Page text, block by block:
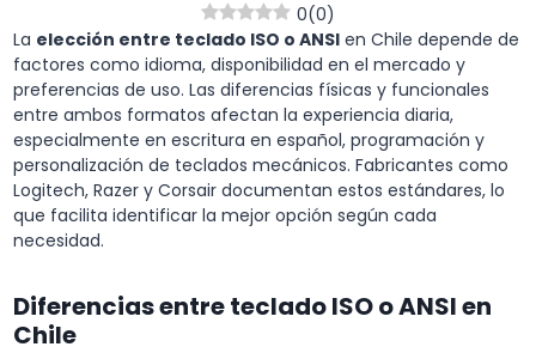
0(0)
La elección entre teclado ISO o ANSI en Chile depende de
factores como idioma, disponibilidad en el mercado y
preferencias de uso. Las diferencias físicas y funcionales
entre ambos formatos afectan la experiencia diaria,
especialmente en escritura en español, programación y
personalización de teclados mecánicos. Fabricantes como
Logitech, Razer y Corsair documentan estos estándares, lo
que facilita identificar la mejor opción según cada
necesidad.
Diferencias entre teclado ISO o ANSI en
Chile